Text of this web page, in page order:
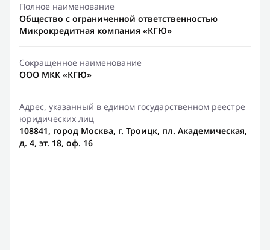
Полное наименование
Общество с ограниченной ответственностью
Микрокредитная компания «КГЮ»
Сокращенное наименование
ООО МКК «КГЮ»
Адрес, указанный в едином государственном реестре
юридических лиц
108841, город Москва, г. Троицк, пл. Академическая,
д. 4, эт. 18, оф. 16